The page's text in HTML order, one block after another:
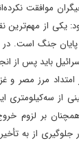
موافقت
یکی از
جنگ است. در
باید پس از
امتداد مرز مصر و
از
بر لزوم
جلوگیری از به